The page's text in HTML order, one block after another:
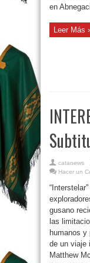
en
Leer Más
catanews
Hacer un
gusano
las
humanos y
de un viaje
Matthew